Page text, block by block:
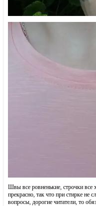
Швы все ровненькие, строчки все
прекрасно, так что при стирке не
вопросы, дорогие читатели, то